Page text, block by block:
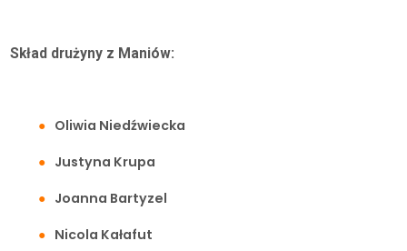
Skład drużyny z Maniów:
Oliwia Niedźwiecka
Justyna Krupa
Joanna Bartyzel
Nicola Kałafut